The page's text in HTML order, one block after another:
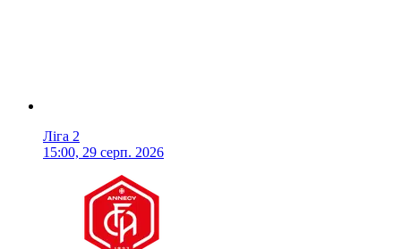
Ліга 2
15:00, 29 серп. 2026